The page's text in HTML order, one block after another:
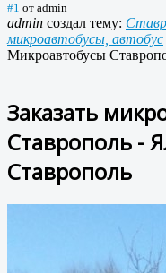
#1 от admin
admin создал тему:
микроавтобусы, автобус
Микроавтобусы
Заказать
Ставрополь -
Ставрополь